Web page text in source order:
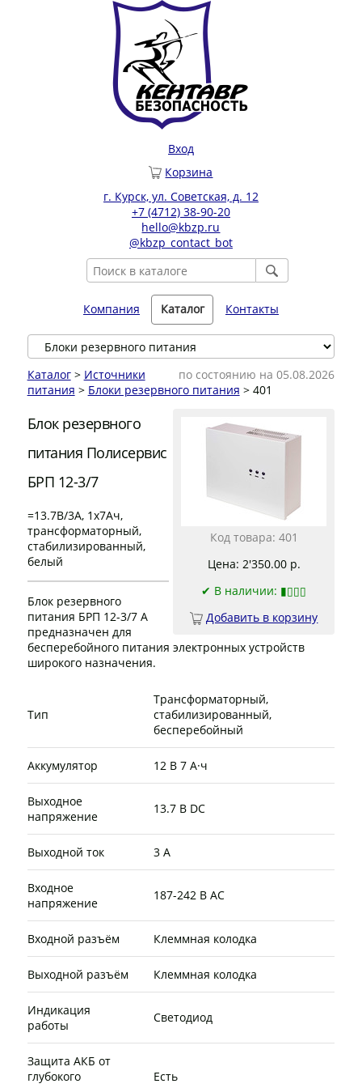
Вход
Корзина
г. Курск, ул. Советская, д. 12
+7 (4712) 38-90-20
hello@kbzp.ru
@kbzp_contact_bot
Компания Каталог Контакты
по состоянию на 05.08.2026
Каталог> Источники
питания > Блоки резервного питания > 401
Код товара: 401
Цена: 2'350.00 р.
✔ В наличии: ▮▯▯▯
Добавить в корзину
Блок резервного
питания Полисервис
БРП 12-3/7
=13.7В/3А, 1х7Ач,
трансформаторный,
стабилизированный,
белый
Блок резервного
питания БРП 12-3/7 A
предназначен для
бесперебойного питания электронных устройств
широкого назначения.
Тип
Трансформаторный,
стабилизированный,
бесперебойный
Аккумулятор 12 В 7 А·ч
Выходное
напряжение
13.7 В DC
Выходной ток 3 А
Входное
напряжение
187-242 В AC
Входной разъём Клеммная колодка
Выходной разъём Клеммная колодка
Индикация
работы
Светодиод
Защита АКБ от
глубокого
Есть